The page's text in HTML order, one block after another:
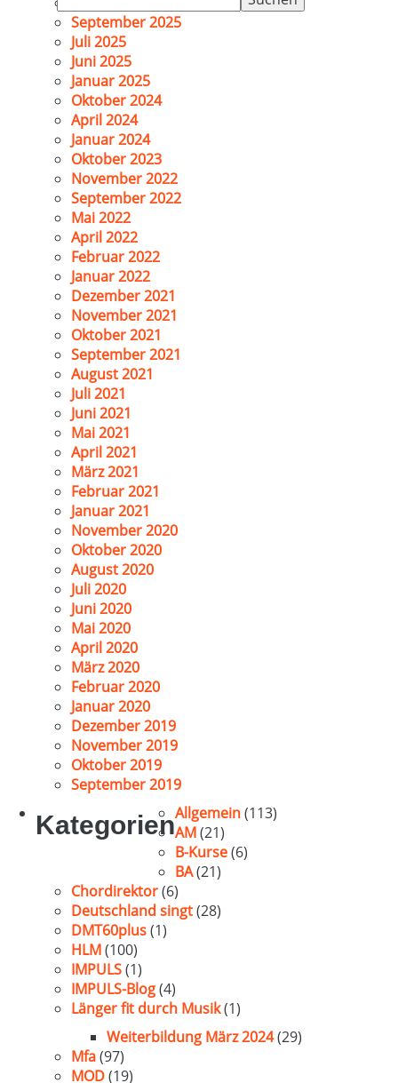
nach:
September 2025
Juli 2025
Juni 2025
Januar 2025
Oktober 2024
April 2024
Januar 2024
Oktober 2023
November 2022
September 2022
Mai 2022
April 2022
Februar 2022
Januar 2022
Dezember 2021
November 2021
Oktober 2021
September 2021
August 2021
Juli 2021
Juni 2021
Mai 2021
April 2021
März 2021
Februar 2021
Januar 2021
November 2020
Oktober 2020
August 2020
Juli 2020
Juni 2020
Mai 2020
April 2020
März 2020
Februar 2020
Januar 2020
Dezember 2019
November 2019
Oktober 2019
September 2019
KategorienAllgemein(113)
AM(21)
B-Kurse(6)
BA(21)
Chordirektor(6)
Deutschland singt(28)
DMT60plus(1)
HLM(100)
IMPULS(1)
IMPULS-Blog(4)
Länger fit durch Musik(1)
Weiterbildung März 2024(29)
Mfa(97)
MOD(19)